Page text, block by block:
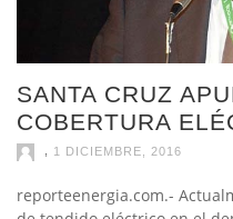
SANTA CRUZ
COBERTURA
, 1 DICIEMBRE, 2016
reporteenergia.com.-